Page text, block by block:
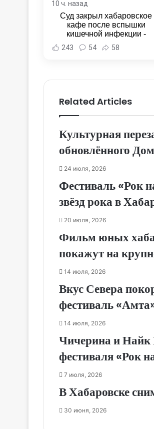
10 ч. назад
Суд закрыл хабаровское
кафе после вспышки
кишечной инфекции -
Новости Хабаровска и
Хабаровского края
243 54 58
Related Articles
Культурная
обновлённого
24 июля, 2026
Фестиваль «Рок
звёзд рока в
20 июля, 2026
Фильм юных
покажут на
14 июля, 2026
Вкус Севера
фестиваль
14 июля, 2026
Чичерина и Найк
фестиваля «Рок
7 июля, 2026
В Хабаровске
30 июня, 2026